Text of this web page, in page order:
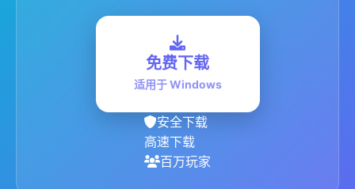
免费下载
适用于 Windows
安全下载
高速下载
百万玩家